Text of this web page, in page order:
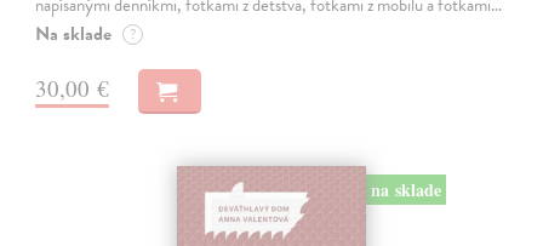
Na sklade ?
30,00 €
na sklade